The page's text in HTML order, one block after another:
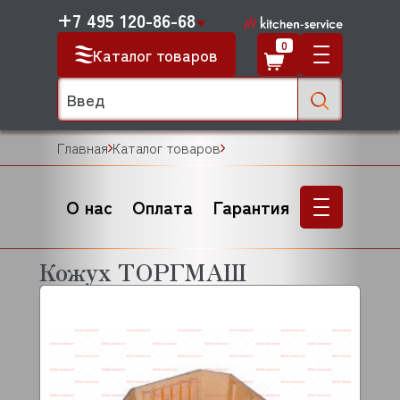
Каталог товаров
+7 495 120-86-68
0
Главная Каталог товаров
О нас Оплата Гарантия
Кожух ТОРГМАШ